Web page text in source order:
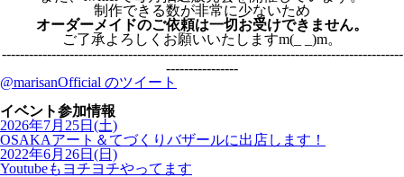
制作できる数が非常に少ないため
オーダーメイドのご依頼は一切お受けできません。
ご了承よろしくお願いいたしますm(_ _)m。
-----------------------------------------------------------------------------------------
----------------
@marisanOfficial のツイート
イベント参加情報
2026年7月25日(土)
OSAKAアート＆てづくりバザールに出店します！
2022年6月26日(日)
Youtubeもヨチヨチやってます